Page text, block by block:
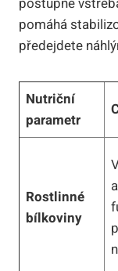
pomáhá
předejdete
Nutriční
parametr
Rostlinné
bílkoviny